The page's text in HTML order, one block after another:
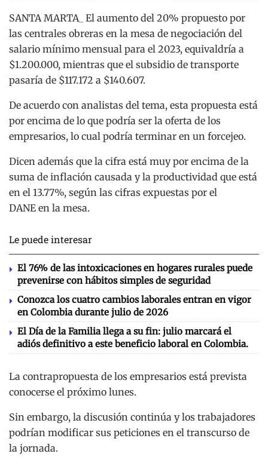
SANTA MARTA_ El aumento del 20% propuesto por
las centrales obreras en la mesa de negociación del
salario mínimo mensual para el 2023, equivaldría a
$1.200.000, mientras que el subsidio de transporte
pasaría de $117.172 a $140.607.
De acuerdo con analistas del tema, esta propuesta está
por encima de lo que podría ser la oferta de los
empresarios, lo cual podría terminar en un forcejeo.
Dicen además que la cifra está muy por encima de la
suma de inflación causada y la productividad que está
en el 13.77%, según las cifras expuestas por el
DANE en la mesa.
Le puede interesar
El 76% de las intoxicaciones en hogares rurales puede
prevenirse con hábitos simples de seguridad
Conozca los cuatro cambios laborales entran en vigor
en Colombia durante julio de 2026
El Día de la Familia llega a su fin: julio marcará el
adiós definitivo a este beneficio laboral en Colombia.
La contrapropuesta de los empresarios está prevista
conocerse el próximo lunes.
Sin embargo, la discusión continúa y los trabajadores
podrían modificar sus peticiones en el transcurso de
la jornada.